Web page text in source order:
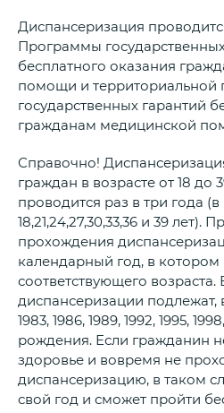
Диспансеризация
Программы
бесплатного оказания
помощи и территориальной
государственных гарантий
гражданам медицинской
Справочно!
граждан в возрасте от 18 до
проводится раз в три года (в
18,21,24,27,30,33,36 и 39 лет).
прохождения
календарный год, в котором
соответствующего возраста.
диспансеризации подлежат,
1983, 1986, 1989, 1992, 1995,
рождения. Если гражданин
здоровье и вовремя не
диспансеризацию, в таком
свой год и сможет пройти